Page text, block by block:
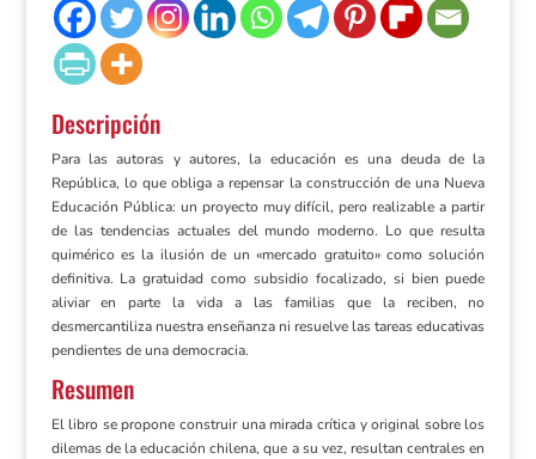
Descripción
Para las autoras y autores, la educación es una deuda de la
República, lo que obliga a repensar la construcción de una Nueva
Educación Pública: un proyecto muy difícil, pero realizable a partir
de las tendencias actuales del mundo moderno. Lo que resulta
quimérico es la ilusión de un «mercado gratuito» como solución
definitiva. La gratuidad como subsidio focalizado, si bien puede
aliviar en parte la vida a las familias que la reciben, no
desmercantiliza nuestra enseñanza ni resuelve las tareas educativas
pendientes de una democracia.
Resumen
El libro se propone construir una mirada crítica y original sobre los
dilemas de la educación chilena, que a su vez, resultan centrales en